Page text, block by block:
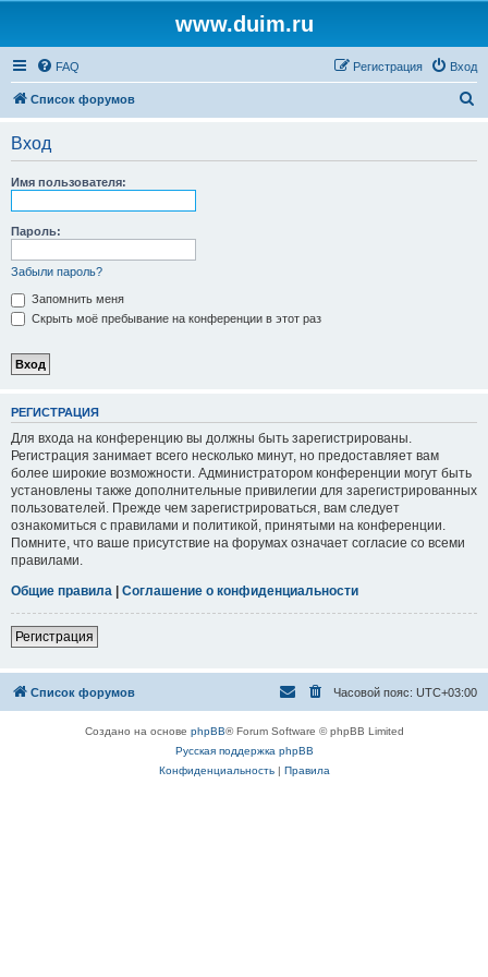
www.duim.ru
FAQ Вход
Регистрация
Список форумов
Вход
Имя пользователя:
Пароль:
Забыли пароль?
Запомнить меня
Скрыть моё пребывание на конференции в этот раз
РЕГИСТРАЦИЯ
Для входа на конференцию вы должны быть зарегистрированы.
Регистрация занимает всего несколько минут, но предоставляет вам
более широкие возможности. Администратором конференции могут быть
установлены также дополнительные привилегии для зарегистрированных
пользователей. Прежде чем зарегистрироваться, вам следует
ознакомиться с правилами и политикой, принятыми на конференции.
Помните, что ваше присутствие на форумах означает согласие со всеми
правилами.
Общие правила | Соглашение о конфиденциальности
Регистрация
Список форумов Часовой пояс: UTC+03:00
Создано на основе phpBB® Forum Software © phpBB Limited
Русская поддержка phpBB
Конфиденциальность| Правила